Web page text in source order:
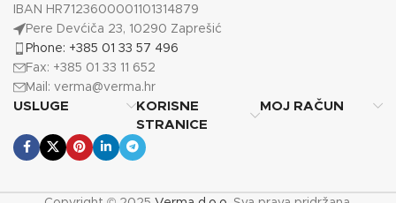
IBAN HR7123600001101314879
Pere Devćiča 23, 10290 Zaprešić
Phone: +385 01 33 57 496
Fax: +385 01 33 11 652
Mail: verma@verma.hr
USLUGE
KORISNE
STRANICE
MOJ RAČUN